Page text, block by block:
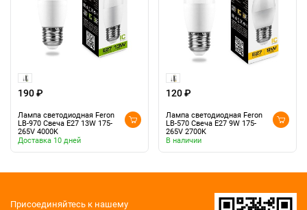
190 ₽
Лампа светодиодная Feron
LB-970 Свеча E27 13W 175-
265V 4000K
Доставка 10 дней
120 ₽
Лампа светодиодная Feron
LB-570 Свеча E27 9W 175-
265V 2700K
В наличии
Присоединяйтесь к нашему